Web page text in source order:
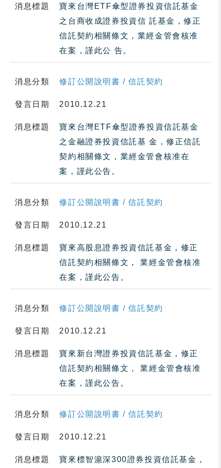
消息標題
寶來台灣ETF傘型證券投資信託基金
之台商收成證券投資信 託基金，修正
信託契約相關條文，業經金管會核准
在案，謹此公 告。
消息分類 修訂公開說明書 / 信託契約
發言日期 2010.12.21
消息標題
寶來台灣ETF傘型證券投資信託基金
之金融證券投資信託基 金，修正信託
契約相關條文，業經金管會核准在
案，謹此公告。
消息分類 修訂公開說明書 / 信託契約
發言日期 2010.12.21
消息標題
寶來高股息證券投資信託基金，修正
信託契約相關條文， 業經金管會核准
在案，謹此公告。
消息分類 修訂公開說明書 / 信託契約
發言日期 2010.12.21
消息標題
寶來新台灣證券投資信託基金，修正
信託契約相關條文， 業經金管會核准
在案，謹此公告。
消息分類 修訂公開說明書 / 信託契約
發言日期 2010.12.21
消息標題
寶來標智滬深300證券投資信託基金，